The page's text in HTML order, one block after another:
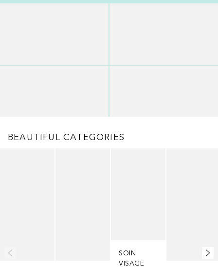
BEAUTIFUL CATEGORIES
SOIN
VISAGE